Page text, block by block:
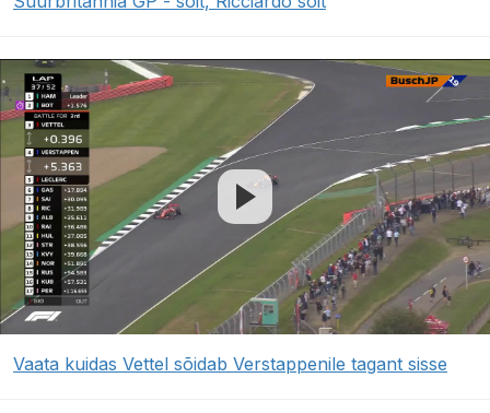
Vaata kuidas Vettel sõidab Verstappenile tagant sisse